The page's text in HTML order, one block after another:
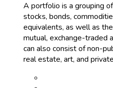
A portfolio is a grouping
stocks, bonds,
equivalents, as well as
mutual, exchange-traded
can also consist of non-
real estate, art, and